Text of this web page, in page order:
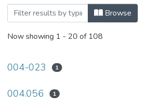
Browsing АдаптивніBrowse
Now showing 1 - 20 of 108
004-023 1
004.056 1